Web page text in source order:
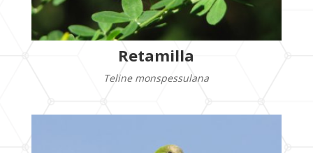
Retamilla
Teline monspessulana